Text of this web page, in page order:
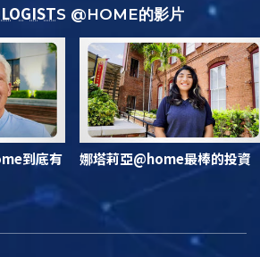
S @HOME的影片
到底有
娜塔莉亞@home最棒的投資